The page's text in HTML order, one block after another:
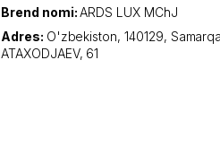
Brend nomi:ARDS LUX MChJ
Adres: O'zbekiston, 140129,
ATAXODJAEV, 61